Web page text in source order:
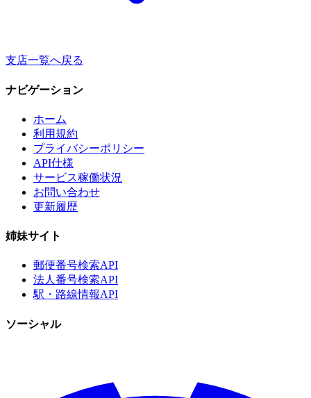
支店一覧へ戻る
ナビゲーション
ホーム
利用規約
プライバシーポリシー
API仕様
サービス稼働状況
お問い合わせ
更新履歴
姉妹サイト
郵便番号検索API
法人番号検索API
駅・路線情報API
ソーシャル